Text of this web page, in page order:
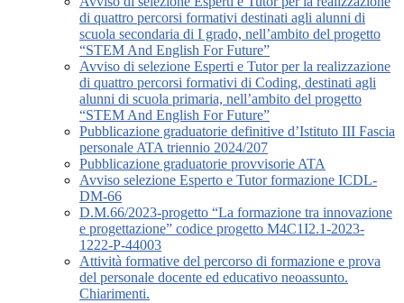
di quattro percorsi formativi destinati agli alunni di
scuola secondaria di I grado, nell’ambito del progetto
“STEM And English For Future”
Avviso di selezione Esperti e Tutor per la realizzazione
di quattro percorsi formativi di Coding, destinati agli
alunni di scuola primaria, nell’ambito del progetto
“STEM And English For Future”
Pubblicazione graduatorie definitive d’Istituto III Fascia
personale ATA triennio 2024/207
Pubblicazione graduatorie provvisorie ATA
Avviso selezione Esperto e Tutor formazione ICDL-
DM-66
D.M.66/2023-progetto “La formazione tra innovazione
e progettazione” codice progetto M4C1I2.1-2023-
1222-P-44003
Attività formative del percorso di formazione e prova
del personale docente ed educativo neoassunto.
Chiarimenti.